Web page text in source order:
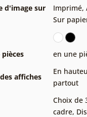
d'image sur
Imprimé,
Sur
en une
affiches
En
partout
Choix de
cadre,